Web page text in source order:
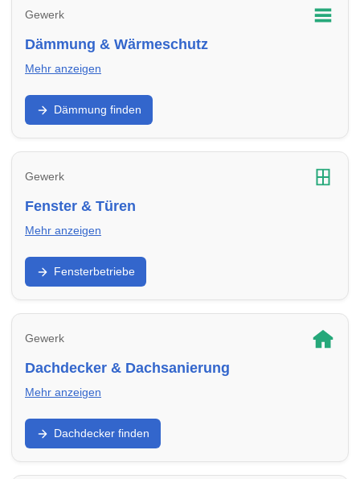
Gewerk
Dämmung & Wärmeschutz
Mehr anzeigen
Fassade, Dach, Kellerdecke: Finde Dämm- und
Sanierungsbetriebe in Erftstadt – für bessere Effizienz und
geringere Heizkosten.
Dämmung finden
Gewerk
Fenster & Türen
Mehr anzeigen
Austausch, Einbau, Sicherheit und Dämmwerte: Finde
Fachbetriebe in Erftstadt für Fenster, Haustüren und
Terrassentüren.
Fensterbetriebe
Gewerk
Dachdecker & Dachsanierung
Mehr anzeigen
Dachabdichtung, Dachfenster, Reparatur und
Neueindeckung: Finde Dachdecker in Erftstadt für
Sanierung und Wartung.
Dachdecker finden